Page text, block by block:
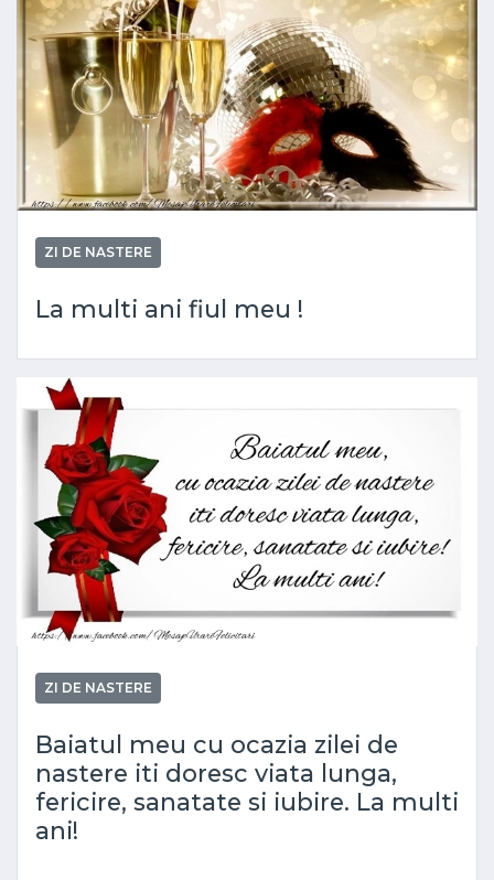
ZI DE NASTERE
La multi ani fiul meu !
ZI DE NASTERE
Baiatul meu cu ocazia zilei de
nastere iti doresc viata lunga,
fericire, sanatate si iubire. La multi
ani!